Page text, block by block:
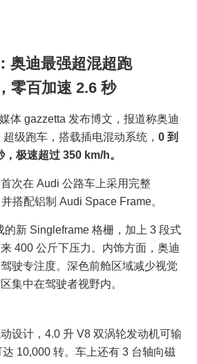
奥迪最强超混超跑
零百加速 2.6 秒
体 gazzetta 发布博文，报道称奥迪
级跑车，搭载插电混动系统， 0 到
极速超过 350 km/h。
次在 Audi 公路车上采用完整
搭配铝制 Audi Space Frame。
的新 Singleframe 格栅，加上 3 段式
400 公斤下压力。内饰方面，奥迪
驶专注度。深色前舱区域减少视觉
集中在驾驶者视野内。
设计，4.0 升 V8 双涡轮发动机可输
10,000 转。车上还有 3 台轴向磁